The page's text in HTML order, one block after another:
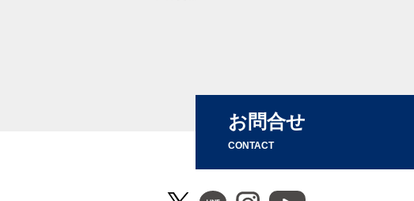
お問合せ
CONTACT